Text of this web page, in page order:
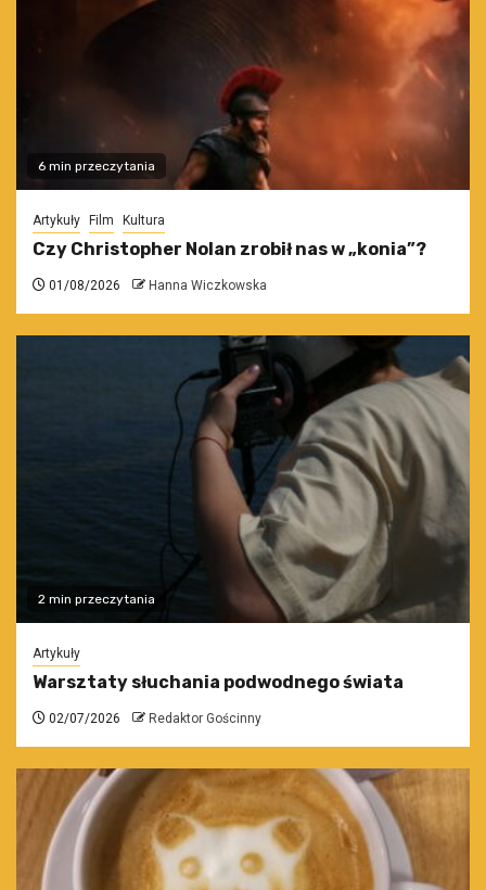
6 min przeczytania
Artykuły Film Kultura
Czy Christopher Nolan zrobił nas w „konia”?
01/08/2026 Hanna Wiczkowska
2 min przeczytania
Artykuły
Warsztaty słuchania podwodnego świata
02/07/2026 Redaktor Gościnny